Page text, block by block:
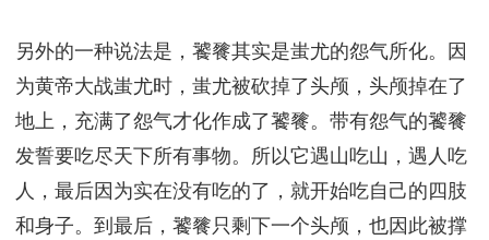
另外的一种说法是，饕餮其实是蚩尤的怨气所化。因
为黄帝大战蚩尤时，蚩尤被砍掉了头颅，头颅掉在了
地上，充满了怨气才化作成了饕餮。带有怨气的饕餮
发誓要吃尽天下所有事物。所以它遇山吃山，遇人吃
人，最后因为实在没有吃的了，就开始吃自己的四肢
和身子。到最后，饕餮只剩下一个头颅，也因此被撑